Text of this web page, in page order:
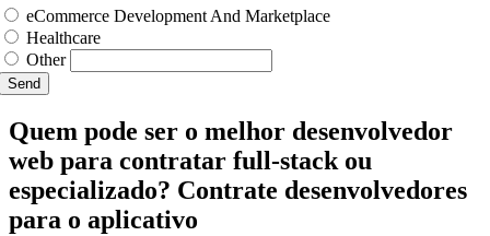
eCommerce Development And Marketplace
Healthcare
Other
Send
Quem pode ser o melhor desenvolvedor
web para contratar full-stack ou
especializado? Contrate desenvolvedores
para o aplicativo